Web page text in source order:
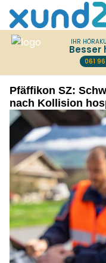
Pfäffikon SZ:
nach Kollision